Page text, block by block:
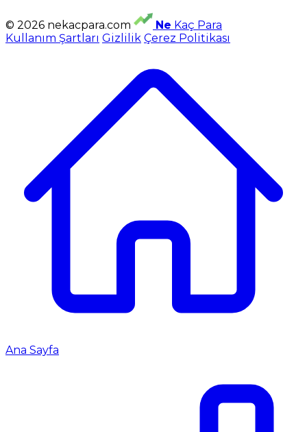
© 2026 nekacpara.com Ne Kaç Para
Kullanım Şartları Gizlilik Çerez Politikası
Ana Sayfa